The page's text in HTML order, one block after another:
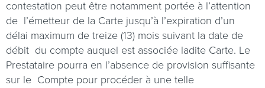
contestation peut être notamment portée à l’attention
de l’émetteur de la Carte jusqu’à l’expiration d’un
délai maximum de treize (13) mois suivant la date de
débit du compte auquel est associée ladite Carte. Le
Prestataire pourra en l’absence de provision suffisante
sur le Compte pour procéder à une telle